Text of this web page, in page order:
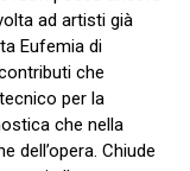
ad artisti già
Eufemia di
che
per la
che nella
dell’opera. Chiude